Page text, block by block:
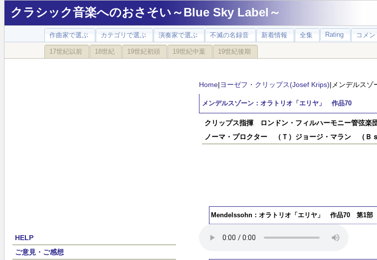
クラシック音楽へのおさそい～Blue Sky Label～
作曲家で選ぶ カテゴリで選ぶ 演奏家で選ぶ 不滅の名録音 新着情報 全集 Rating コメン
17世紀以前 18世紀 19世紀初頭 19世紀中葉 19世紀後期
HELP
ご意見・ご感想
Home|ヨーゼフ・クリップス(Josef Krips)|メンデルス
メンデルスゾーン：オラトリオ「エリヤ」 作品70
クリップス指揮 ロンドン・フィルハーモニー管弦
ノーマ・プロクター （Ｔ）ジョージ・マラン （
Mendelssohn：オラトリオ「エリヤ」 作品70 第1